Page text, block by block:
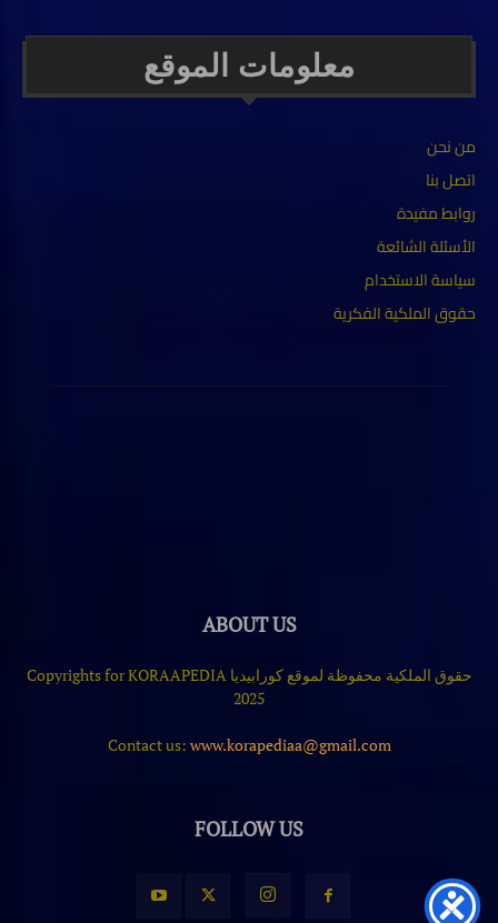
معلومات الموقع
من نحن
اتصل بنا
روابط مفيدة
الأسئلة الشائعة
سياسة الاستخدام
حقوق الملكية الفكرية
FOLLOW US